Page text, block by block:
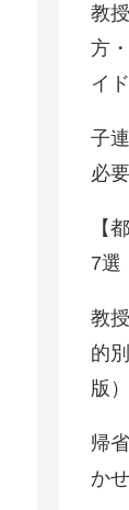
教
方
イド
子
必
【
7選
教
的
版）
帰
か